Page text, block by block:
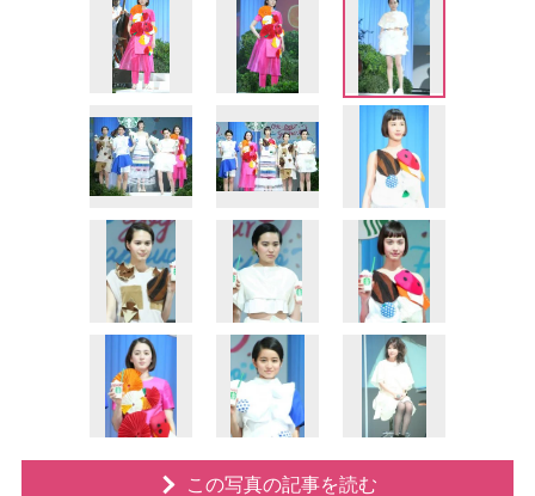
この写真の記事を読む